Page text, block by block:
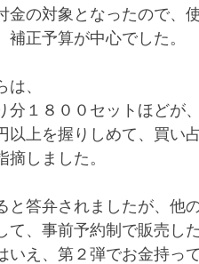
金の対象となったので、
正予算が中心でした。
、
分１８００セットほどが
上を握りしめて、買い
しました。
と答弁されましたが、他
て、事前予約制で販売し
いえ、第２弾でお金持っ